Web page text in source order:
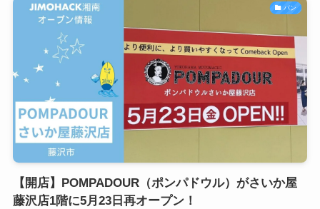
パン
【開店】POMPADOUR（ポンパドウル）がさいか屋
藤沢店1階に5月23日再オープン！